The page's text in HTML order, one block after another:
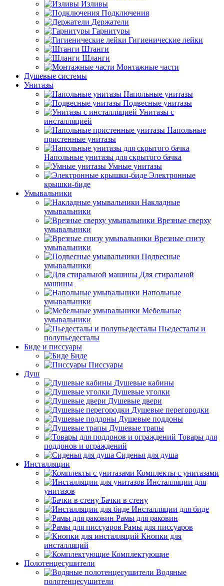
Изливы
Подключения
Держатели
Гарнитуры
Гигиенические лейки
Штанги
Шланги
Монтажные части
Душевые системы
Унитазы
Напольные унитазы
Подвесные унитазы
Унитазы с
инсталляцией
Напольные
пристенные унитазы
Напольные унитазы для скрытого бачка
Умные унитазы
Электронные
крышки-биде
Умывальники
Накладные
умывальники
Врезные сверху
умывальники
Врезные снизу
умывальники
Подвесные
умывальники
Для стиральной
машины
Напольные
умывальники
Мебельные
умывальники
Пьедесталы и
полупьедесталы
Биде и писсуары
Биде
Писсуары
Душ
Душевые кабины
Душевые уголки
Душевые двери
Душевые перегородки
Душевые поддоны
Душевые трапы
Товары для
поддонов и ограждений
Сиденья для душа
Инсталляции
Комплекты с унитазами
Инсталляции для
унитазов
Бачки в стену
Инсталляции для биде
Рамы для раковин
Рамы для писсуаров
Кнопки для
инсталляций
Комплектующие
Полотенцесушители
Водяные
полотенцесушители